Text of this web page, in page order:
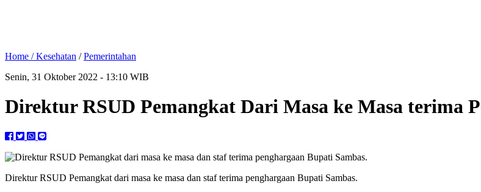
Home /Kesehatan /Pemerintahan
Senin, 31 Oktober 2022 - 13:10 WIB
Direktur RSUD Pemangkat Dari Masa ke Masa terima
Direktur RSUD Pemangkat dari masa ke masa dan staf terima penghargaan Bupati Sambas.